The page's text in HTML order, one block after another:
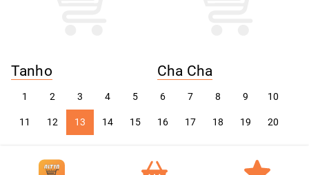
Tanho Cha Cha
1 2 3 4 5 6 7 8 9 10
11 12 13 14 15 16 17 18 19 20